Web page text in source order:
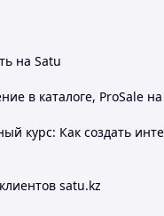
на Satu
в каталоге, ProSale
курс: Как создать
satu.kz